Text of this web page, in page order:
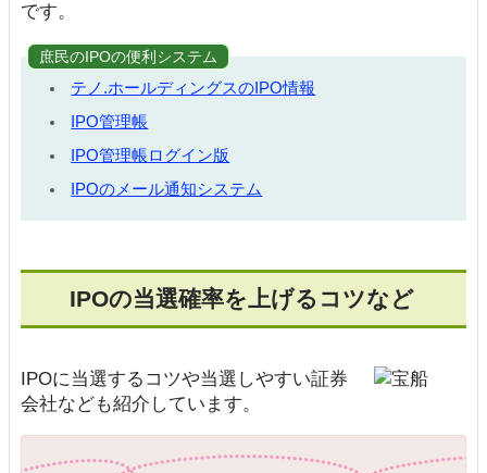
です。
庶民のIPOの便利システム
テノ.ホールディングスのIPO情報
IPO管理帳
IPO管理帳ログイン版
IPOのメール通知システム
IPOの当選確率を上げるコツなど
IPOに当選するコツや当選しやすい証券
会社なども紹介しています。